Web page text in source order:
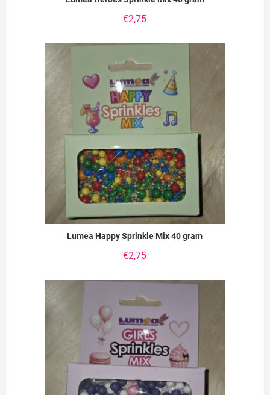
€2,75
Lumea Happy Sprinkle Mix 40 gram
€2,75